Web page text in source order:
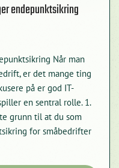
endepunktsikring
Når man
er det mange ting
på er god IT-
en sentral rolle. 1.
grunn til at du som
for småbedrifter